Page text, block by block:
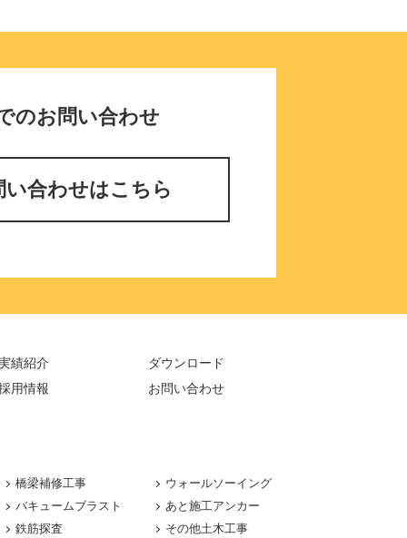
のお問い合わせ
い合わせはこちら
績紹介
ダウンロード
用情報
お問い合わせ
橋梁補修工事
ウォールソーイング
バキュームブラスト
あと施工アンカー
鉄筋探査
その他土木工事